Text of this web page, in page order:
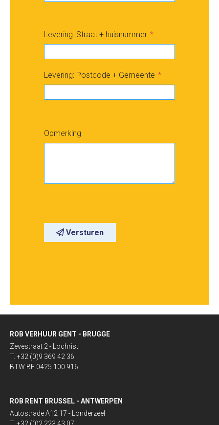
Levering: Straat + huisnummer
Levering: Postcode + Gemeente
Opmerking
Versturen
ROB VERHUUR GENT - BRUGGE
Zevestraat 2 - Lochristi
T. +32 (0)9 369 42 36
BTW BE 0425 100 916
ROB RENT BRUSSEL - ANTWERPEN
Autostrade A12 17 - Londerzeel